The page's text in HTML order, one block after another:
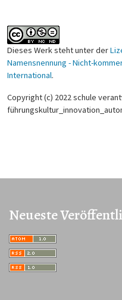
Dieses Werk steht unter der
Namensnennung - Nicht-
International.
Copyright (c) 2022 schule
Neueste